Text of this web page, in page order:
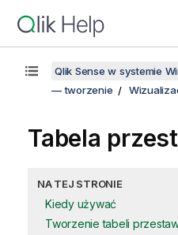
Qlik Sense w systemie
— tworzenie
Tabela
NA TEJ STRONIE
Kiedy używać
Tworzenie tabeli